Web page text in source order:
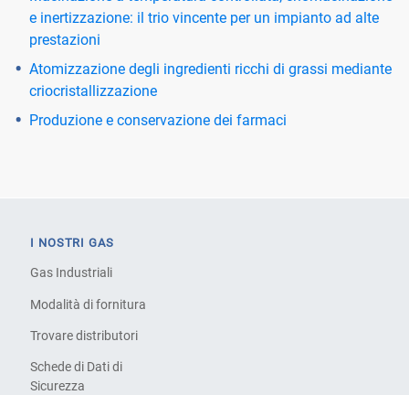
e inertizzazione: il trio vincente per un impianto ad alte
prestazioni
Atomizzazione degli ingredienti ricchi di grassi mediante
criocristallizzazione
Produzione e conservazione dei farmaci
I NOSTRI GAS
Gas Industriali
Modalità di fornitura
Trovare distributori
Schede di Dati di
Sicurezza